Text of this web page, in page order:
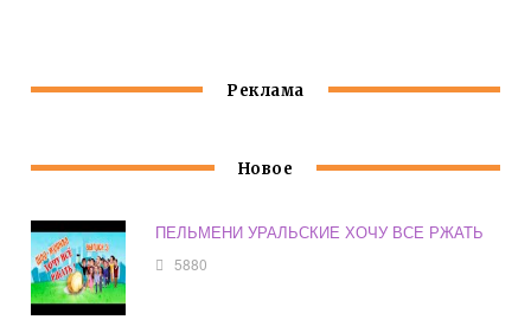
Реклама
Новое
ПЕЛЬМЕНИ УРАЛЬСКИЕ ХОЧУ ВСЕ РЖАТЬ
5880